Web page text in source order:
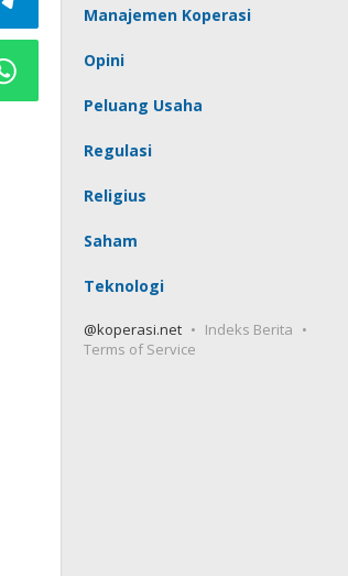
Manajemen Koperasi
Opini
Peluang Usaha
Regulasi
Religius
Saham
Teknologi
@koperasi.net
Indeks Berita
Terms of Service